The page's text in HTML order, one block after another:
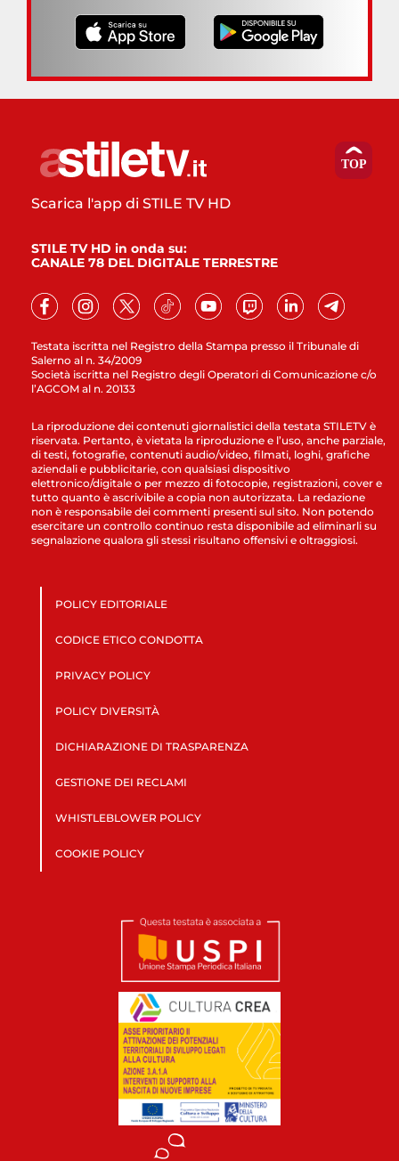
Testata iscritta nel Registro della Stampa presso il Tribunale di
Salerno al n. 34/2009
Società iscritta nel Registro degli Operatori di Comunicazione c/o
l’AGCOM al n. 20133
Scarica l'app di STILE TV HD
STILE TV HD in onda su:
CANALE 78 DEL DIGITALE TERRESTRE
La riproduzione dei contenuti giornalistici della testata STILETV è
riservata. Pertanto, è vietata la riproduzione e l’uso, anche parziale,
di testi, fotografie, contenuti audio/video, filmati, loghi, grafiche
aziendali e pubblicitarie, con qualsiasi dispositivo
elettronico/digitale o per mezzo di fotocopie, registrazioni, cover e
tutto quanto è ascrivibile a copia non autorizzata. La redazione
non è responsabile dei commenti presenti sul sito. Non potendo
esercitare un controllo continuo resta disponibile ad eliminarli su
segnalazione qualora gli stessi risultano offensivi e oltraggiosi.
POLICY EDITORIALE
CODICE ETICO CONDOTTA
PRIVACY POLICY
POLICY DIVERSITÀ
DICHIARAZIONE DI TRASPARENZA
GESTIONE DEI RECLAMI
WHISTLEBLOWER POLICY
COOKIE POLICY